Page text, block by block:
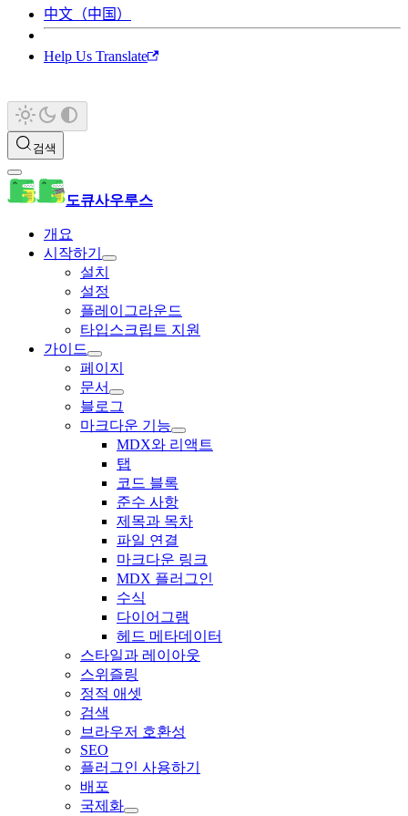
中文（中国）
Help Us Translate
검색
도큐사우루스
개요
시작하기
설치
설정
플레이그라운드
타입스크립트 지원
가이드
페이지
문서
블로그
마크다운 기능
MDX와 리액트
탭
코드 블록
준수 사항
제목과 목차
파일 연결
마크다운 링크
MDX 플러그인
수식
다이어그램
헤드 메타데이터
스타일과 레이아웃
스위즐링
정적 애셋
검색
브라우저 호환성
SEO
플러그인 사용하기
배포
국제화